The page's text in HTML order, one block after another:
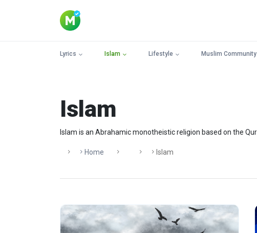
Lyrics Islam Lifestyle Muslim Community
Islam
Home Islam